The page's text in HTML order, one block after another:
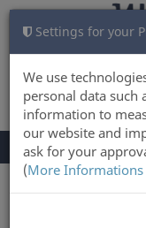
Settings for your
We use
personal data such
information to
our website and
ask for your
(More
TOGGLE
NAVIGATION
Menu